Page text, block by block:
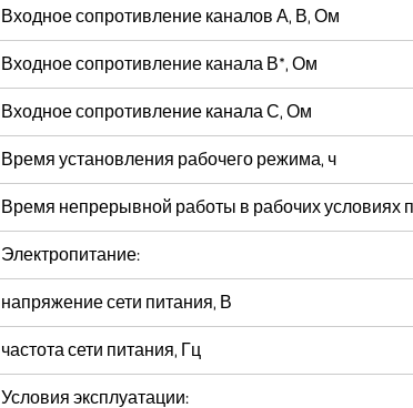
Входное сопротивление каналов А, В, Ом
Входное сопротивление канала В*, Ом
Входное сопротивление канала С, Ом
Время установления рабочего режима, ч
Время непрерывной работы в рабочих условиях
Электропитание:
напряжение сети питания, В
частота сети питания, Гц
Условия эксплуатации: